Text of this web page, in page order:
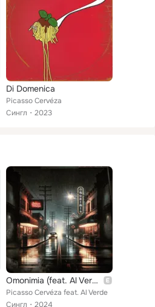
Di Domenica
Picasso Cervéza
Сингл
2023
Omonimia (feat. Al Verde)
Picasso Cervéza feat. Al Verde
Сингл
2024